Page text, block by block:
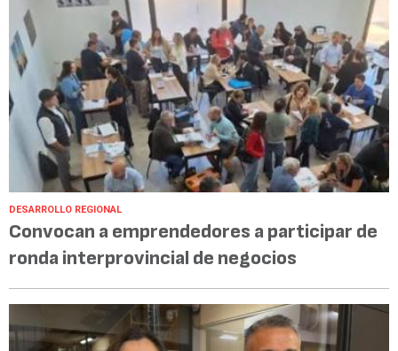
DESARROLLO REGIONAL
Convocan a emprendedores a participar de
ronda interprovincial de negocios